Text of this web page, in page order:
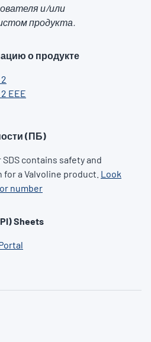
и/или
продукта.
о продукте
EEE
(ПБ)
contains safety and
a Valvoline product. Look
number
Sheets